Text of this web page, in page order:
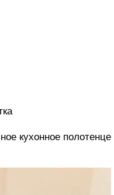
кухонное полотенце